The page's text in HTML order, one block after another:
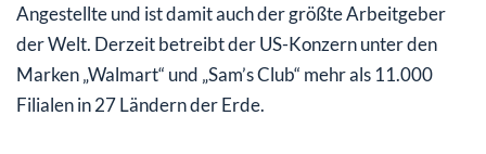
Angestellte und ist damit auch der größte Arbeitgeber
der Welt. Derzeit betreibt der US-Konzern unter den
Marken „Walmart“ und „Sam’s Club“ mehr als 11.000
Filialen in 27 Ländern der Erde.